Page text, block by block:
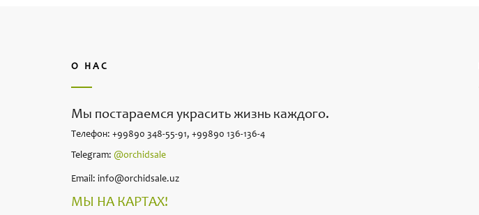
О НАС
Мы постараемся украсить жизнь каждого.
Телефон: +99890 348-55-91, +99890 136-136-4
Telegram: @orchidsale
Email: info@orchidsale.uz
МЫ НА КАРТАХ!